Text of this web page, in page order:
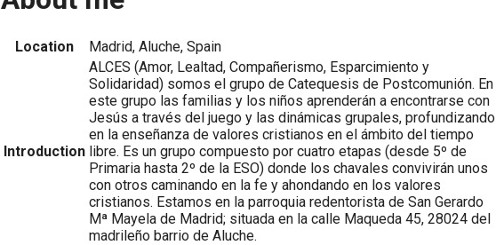
Location Madrid, Aluche, Spain
Introduction
ALCES (Amor, Lealtad, Compañerismo, Esparcimiento y
Solidaridad) somos el grupo de Catequesis de Postcomunión. En
este grupo las familias y los niños aprenderán a encontrarse con
Jesús a través del juego y las dinámicas grupales, profundizando
en la enseñanza de valores cristianos en el ámbito del tiempo
libre. Es un grupo compuesto por cuatro etapas (desde 5º de
Primaria hasta 2º de la ESO) donde los chavales convivirán unos
con otros caminando en la fe y ahondando en los valores
cristianos. Estamos en la parroquia redentorista de San Gerardo
Mª Mayela de Madrid; situada en la calle Maqueda 45, 28024 del
madrileño barrio de Aluche.